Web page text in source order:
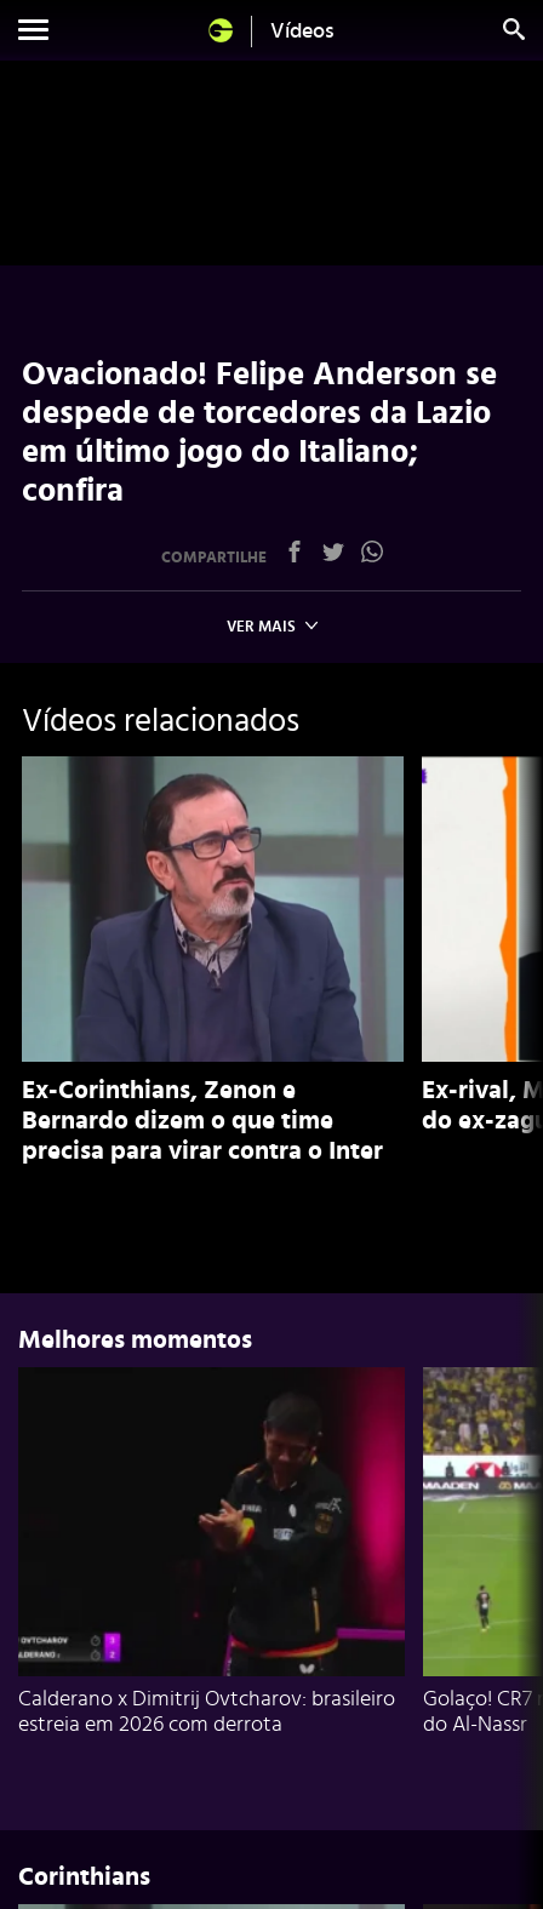
Vídeos
Ovacionado! Felipe Anderson se
despede de torcedores da Lazio
em último jogo do Italiano;
confira
COMPARTILHE
VER MAIS
Vídeos relacionados
Ex-Corinthians, Zenon e
Bernardo dizem o que time
precisa para virar contra o Inter
Ex-rival,
do ex-
Melhores momentos
Calderano x Dimitrij Ovtcharov: brasileiro
estreia em 2026 com derrota
Golaço!
do Al-Nassr
Corinthians